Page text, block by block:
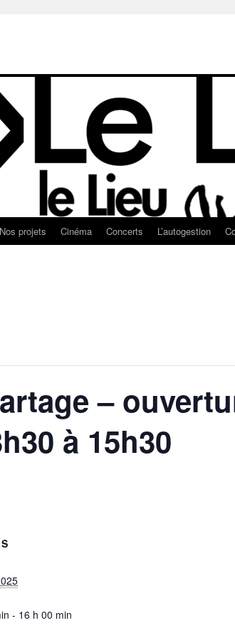
Nos projets Cinéma Concerts L’autogestion
–
à 15h30
- 16 h 00 min